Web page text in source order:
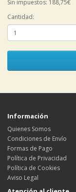
Sin impuestos: 188,75€
Cantidad:
Información
Quienes Somos
Condiciones de Envío
Formas de Pago
Política de Privacidad
Política de Cookies
Aviso Legal